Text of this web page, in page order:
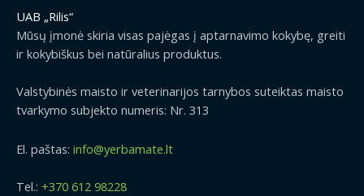
UAB „Rilis“
Mūsų įmonė skiria visas pajėgas į aptarnavimo kokybę, greiti
ir kokybiškus bei natūralius produktus.
Valstybinės maisto ir veterinarijos tarnybos suteiktas maisto
tvarkymo subjekto numeris: Nr. 313
El. paštas: info@yerbamate.lt
Tel.: +370 612 98228